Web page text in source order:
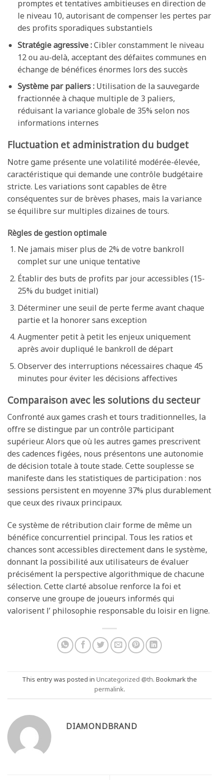
promptes et tentatives ambitieuses en direction de
le niveau 10, autorisant de compenser les pertes par
des profits sporadiques substantiels
Stratégie agressive :Cibler constamment le niveau
12 ou au-delà, acceptant des défaites communes en
échange de bénéfices énormes lors des succès
Système par paliers :Utilisation de la sauvegarde
fractionnée à chaque multiple de 3 paliers,
réduisant la variance globale de 35% selon nos
informations internes
Fluctuation et administration du budget
Notre game présente une volatilité modérée-élevée,
caractéristique qui demande une contrôle budgétaire
stricte. Les variations sont capables de être
conséquentes sur de brèves phases, mais la variance
se équilibre sur multiples dizaines de tours.
Règles de gestion optimale
Ne jamais miser plus de 2% de votre bankroll
complet sur une unique tentative
Établir des buts de profits par jour accessibles (15-
25% du budget initial)
Déterminer une seuil de perte ferme avant chaque
partie et la honorer sans exception
Augmenter petit à petit les enjeux uniquement
après avoir dupliqué le bankroll de départ
Observer des interruptions nécessaires chaque 45
minutes pour éviter les décisions affectives
Comparaison avec les solutions du secteur
Confronté aux games crash et tours traditionnelles, la
offre se distingue par un contrôle participant
supérieur. Alors que où les autres games prescrivent
des cadences figées, nous présentons une autonomie
de décision totale à toute stade. Cette souplesse se
manifeste dans les statistiques de participation : nos
sessions persistent en moyenne 37% plus durablement
que ceux des rivaux principaux.
Ce système de rétribution clair forme de même un
bénéfice concurrentiel principal. Tous les ratios et
chances sont accessibles directement dans le système,
donnant la possibilité aux utilisateurs de évaluer
précisément la perspective algorithmique de chacune
sélection. Cette clarté absolue renforce la foi et
conserve une groupe de joueurs informés qui
valorisent l’ philosophie responsable du loisir en ligne.
This entry was posted in Uncategorized @th. Bookmark the
permalink.
DIAMONDBRAND